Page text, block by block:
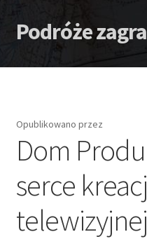
Przejdź
do
Przejdź
do
Podróże
Strona główna
Lombard
Zaćma – Strach przed nią
Opublikowano przez
Dom
serce
telewizyjnej